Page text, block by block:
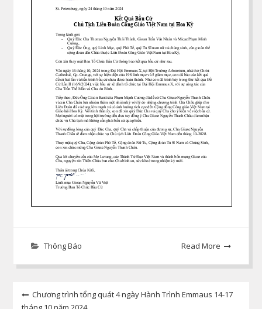
Thông Báo Read More
PostChương trình tổng quát 4 ngày Hành Trình Emmaus 14-17